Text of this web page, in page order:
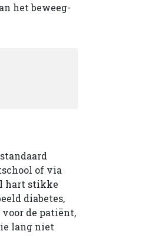
het beweeg­
of via
hart­ stikke
diabetes,
de patiënt,
lang niet